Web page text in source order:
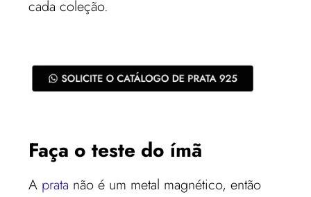
cada coleção.
Faça o teste do ímã
A prata não é um metal magnético, então